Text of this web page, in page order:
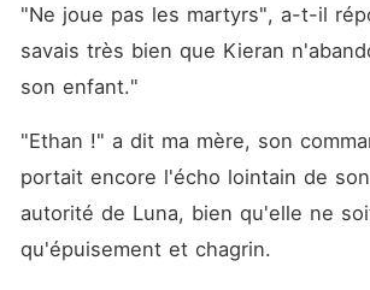
"Ne joue pas les martyrs", a-t-il
savais très bien que Kieran
son enfant."
"Ethan !" a dit ma mère, son
portait encore l'écho lointain de
autorité de Luna, bien qu'elle ne
qu'épuisement et chagrin.